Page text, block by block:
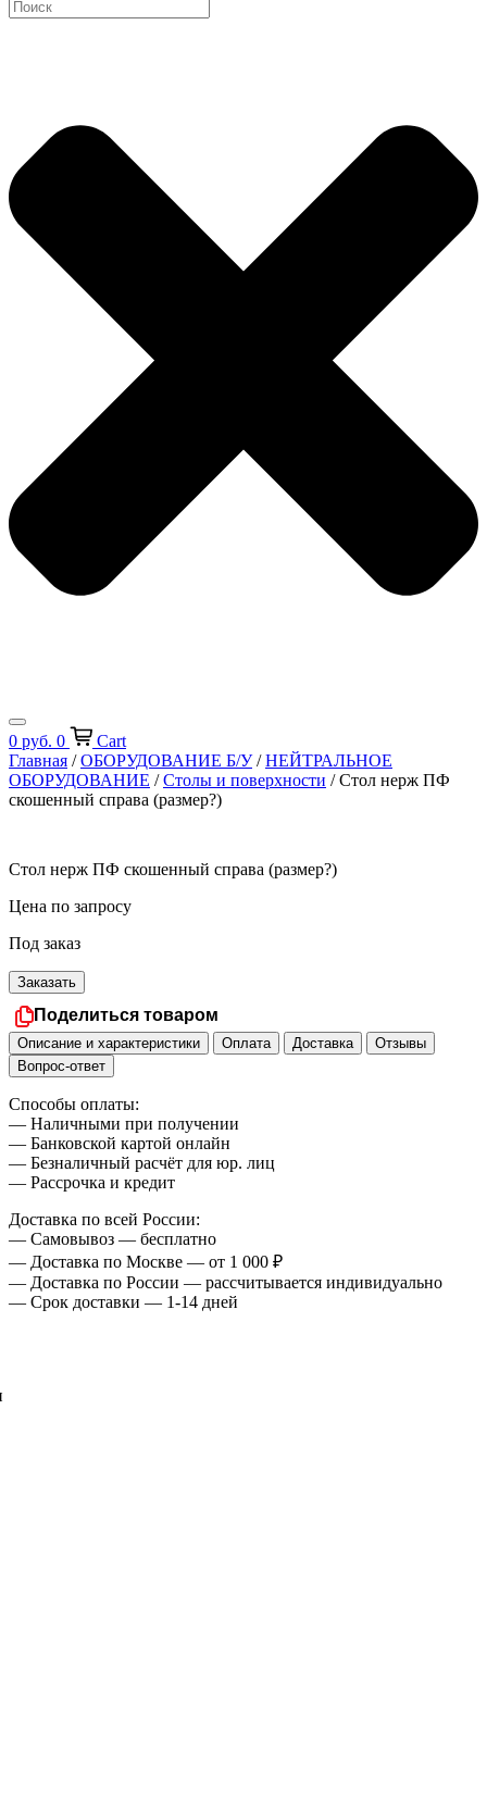
0 руб. 0
Cart
Главная /ОБОРУДОВАНИЕ Б/У/НЕЙТРАЛЬНОЕ
ОБОРУДОВАНИЕ /Столы и поверхности / Стол нерж ПФ
скошенный справа (размер?)
Стол нерж ПФ скошенный справа (размер?)
Цена по запросу
Под заказ
Заказать
Поделиться товаром
Описание и характеристики Оплата Доставка
Отзывы
Вопрос-ответ
Способы оплаты:
— Наличными при получении
— Банковской картой онлайн
— Безналичный расчёт для юр. лиц
— Рассрочка и кредит
Доставка по всей России:
— Самовывоз — бесплатно
— Доставка по Москве — от 1 000 ₽
— Доставка по России — рассчитывается индивидуально
— Срок доставки — 1-14 дней